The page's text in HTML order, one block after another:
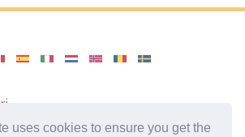
uses cookies to ensure you get the